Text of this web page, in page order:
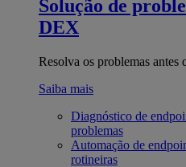
Solução de
DEX
Resolva os problemas antes
Saiba mais
Diagnóstico de
problemas
Automação de
rotineiras